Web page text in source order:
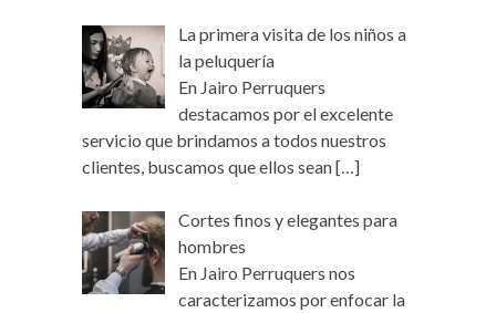
La primera visita de los niños a
la peluquería
En Jairo Perruquers
destacamos por el excelente
servicio que brindamos a todos nuestros
clientes, buscamos que ellos sean[…]
Cortes finos y elegantes para
hombres
En Jairo Perruquers nos
caracterizamos por enfocar la